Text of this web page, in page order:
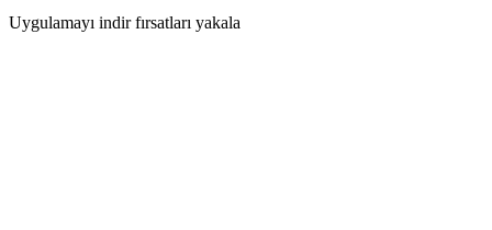
Uygulamayı indir fırsatları yakala